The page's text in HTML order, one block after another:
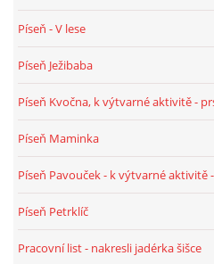
SMYSLOVÁ AKTIVITA
JÓGOVÉ CVIČENÍ, TYPY, RADY,
Píseň - V lese
Píseň Ježibaba
Píseň Kvočna, k výtvarné aktivitě -
Píseň Maminka
Píseň Pavouček - k výtvarné aktivitě
Píseň Petrklíč
Pracovní list - nakresli jadérka šišce